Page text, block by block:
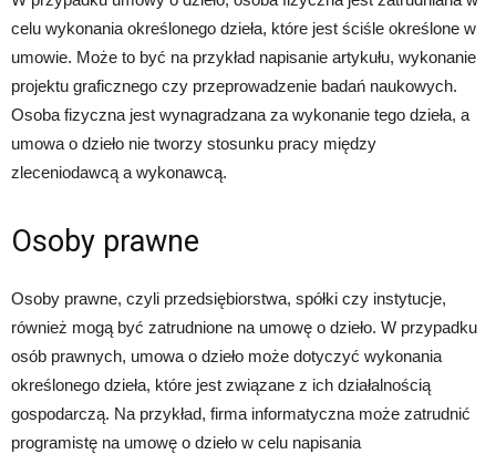
celu wykonania określonego dzieła, które jest ściśle określone w
umowie. Może to być na przykład napisanie artykułu, wykonanie
projektu graficznego czy przeprowadzenie badań naukowych.
Osoba fizyczna jest wynagradzana za wykonanie tego dzieła, a
umowa o dzieło nie tworzy stosunku pracy między
zleceniodawcą a wykonawcą.
Osoby prawne
Osoby prawne, czyli przedsiębiorstwa, spółki czy instytucje,
również mogą być zatrudnione na umowę o dzieło. W przypadku
osób prawnych, umowa o dzieło może dotyczyć wykonania
określonego dzieła, które jest związane z ich działalnością
gospodarczą. Na przykład, firma informatyczna może zatrudnić
programistę na umowę o dzieło w celu napisania